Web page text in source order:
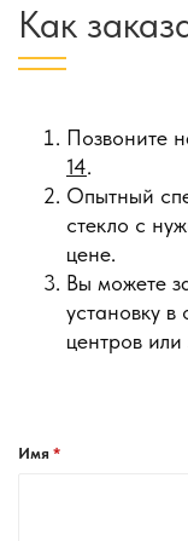
Как
Позвоните
14.
Опытный
стекло с
цене.
Вы можете
установку
центров или
Имя